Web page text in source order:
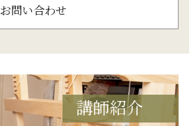
お問い合わせ
講師紹介